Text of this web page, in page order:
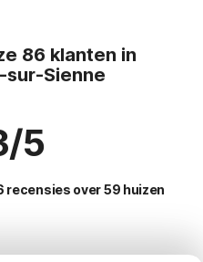
86 klanten in
Sienne
5
recensies over 59 huizen